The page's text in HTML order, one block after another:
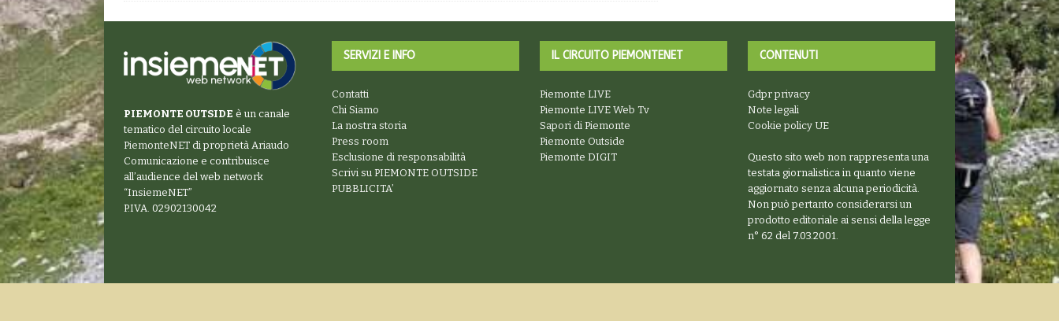
PIEMONTE OUTSIDE è un canale
tematico del circuito locale
PiemonteNET di proprietà Ariaudo
Comunicazione e contribuisce
all’audience del web network
“InsiemeNET”
P.IVA. 02902130042
SERVIZI E INFO
Contatti
Chi Siamo
La nostra storia
Press room
Esclusione di responsabilità
Scrivi su PIEMONTE OUTSIDE
PUBBLICITA’
IL CIRCUITO PIEMONTENET
Piemonte LIVE
Piemonte LIVE Web Tv
Sapori di Piemonte
Piemonte Outside
Piemonte DIGIT
CONTENUTI
Gdpr privacy
Note legali
Cookie policy UE
Questo sito web non rappresenta una
testata giornalistica in quanto viene
aggiornato senza alcuna periodicità.
Non può pertanto considerarsi un
prodotto editoriale ai sensi della legge
n° 62 del 7.03.2001.